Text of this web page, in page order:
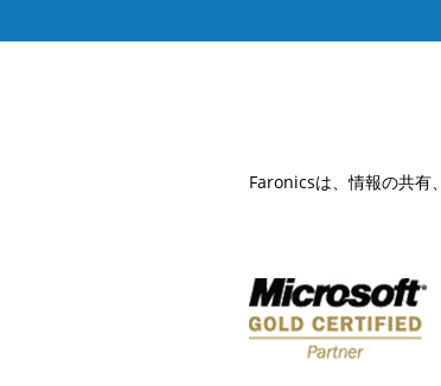
Faronicsは、情報の共有